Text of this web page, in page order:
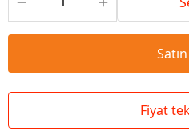
Fiyat